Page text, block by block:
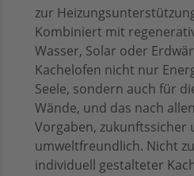
zur
Kombiniert mit
Wasser, Solar oder
Kachelofen nicht nur
Seele, sondern auch für
Wände, und das nach
Vorgaben, zukunftssicher
umweltfreundlich. Nicht
individuell gestalteter